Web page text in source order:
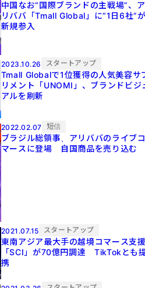
中国なお“国際ブランドの主戦場”、ア
リババ「Tmall Global」に“1日6社”
新規参入
2023.10.26 スタートアップ
Tmall Globalで1位獲得の人気美容サ
リメント「UNOMI」、ブランドビジ
アルを刷新
2022.02.07 短信
ブラジル総領事、アリババのライブ
マースに登場 自国商品を売り込む
2021.07.15 スタートアップ
東南アジア最大手の越境コマース支
「SCI」が70億円調達 TikTokとも
携